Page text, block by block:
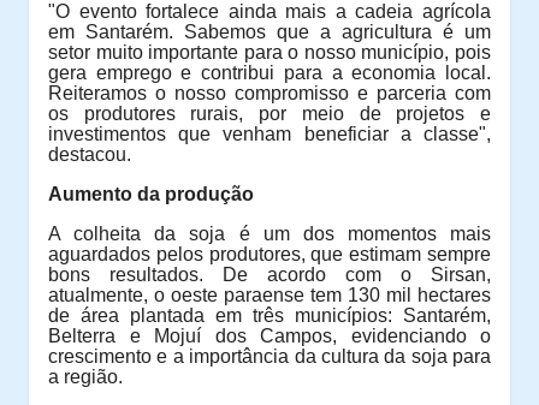
"O evento fortalece ainda mais a cadeia agrícola
em Santarém. Sabemos que a agricultura é um
setor muito importante para o nosso município, pois
gera emprego e contribui para a economia local.
Reiteramos o nosso compromisso e parceria com
os produtores rurais, por meio de projetos e
investimentos que venham beneficiar a classe",
destacou.
Aumento da produção
A colheita da soja é um dos momentos mais
aguardados pelos produtores, que estimam sempre
bons resultados. De acordo com o Sirsan,
atualmente, o oeste paraense tem 130 mil hectares
de área plantada em três municípios: Santarém,
Belterra e Mojuí dos Campos, evidenciando o
crescimento e a importância da cultura da soja para
a região.